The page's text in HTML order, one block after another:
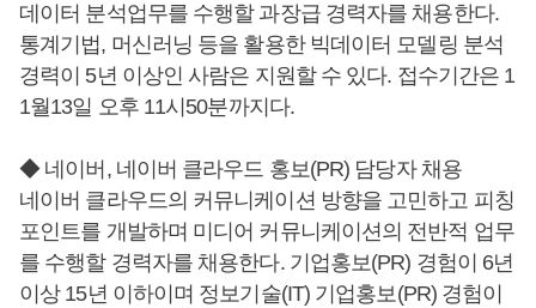
데이터 분석업무를 수행할 과장급 경력자를 채용한다.
통계기법, 머신러닝 등을 활용한 빅데이터 모델링 분석
경력이 5년 이상인 사람은 지원할 수 있다. 접수기간은 1
1월13일 오후 11시50분까지다.
◆ 네이버, 네이버 클라우드 홍보(PR) 담당자 채용
네이버 클라우드의 커뮤니케이션 방향을 고민하고 피칭
포인트를 개발하며 미디어 커뮤니케이션의 전반적 업무
를 수행할 경력자를 채용한다. 기업홍보(PR) 경험이 6년
이상 15년 이하이며 정보기술(IT) 기업홍보(PR) 경험이